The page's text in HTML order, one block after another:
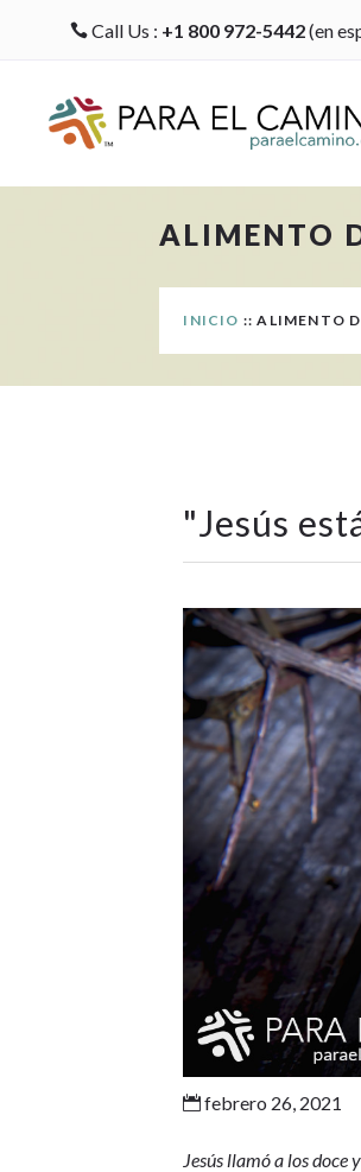
Call Us : +1 800 972-5442(en
ALIMENTO
INICIO :: ALIMENTO
"Jesús
 febrero 26, 2021
Jesús llamó a los doce